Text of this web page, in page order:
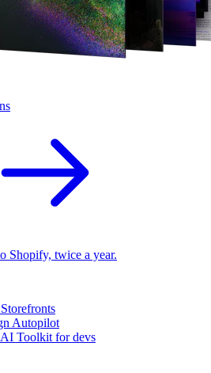
Shopify, twice a year.
Autopilot
Toolkit for devs